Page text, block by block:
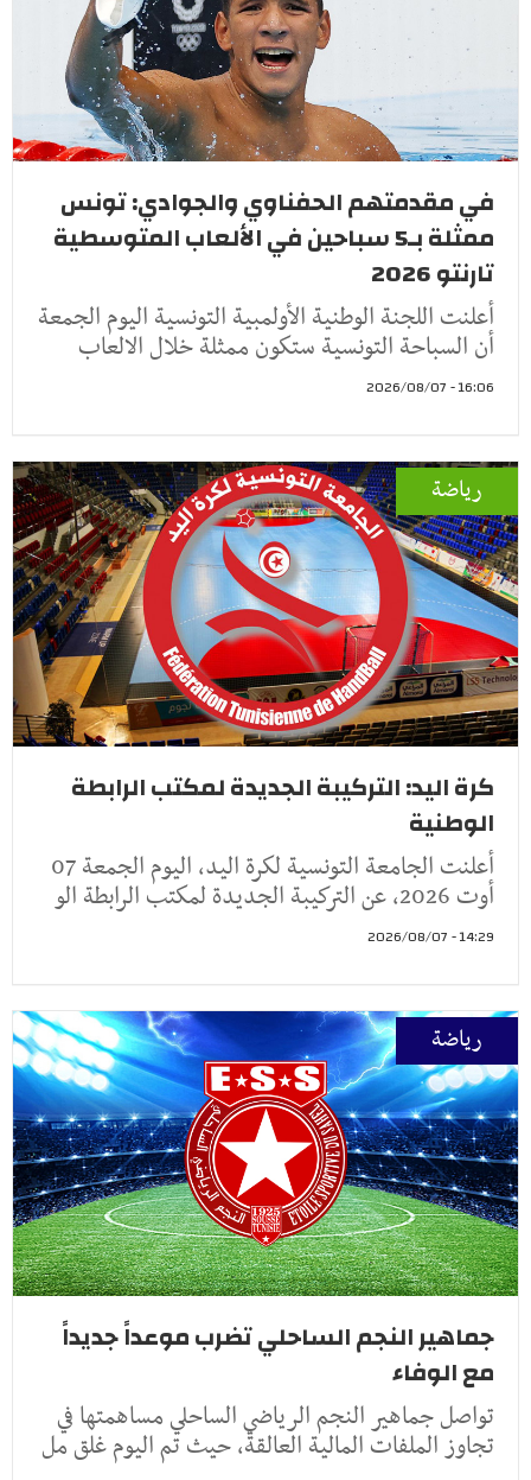
في مقدمتهم الحفناوي والجوادي: تونس
ممثلة بـ5 سباحين في الألعاب المتوسطية
تارنتو 2026
أعلنت اللجنة الوطنية الأولمبية التونسية اليوم الجمعة
أن السباحة التونسية ستكون ممثلة خلال الالعاب
16:06 - 2026/08/07
رياضة
كرة اليد: التركيبة الجديدة لمكتب الرابطة
الوطنية
أعلنت الجامعة التونسية لكرة اليد، اليوم الجمعة 07
أوت 2026، عن التركيبة الجديدة لمكتب الرابطة الو
14:29 - 2026/08/07
رياضة
جماهير النجم الساحلي تضرب موعداً جديداً
مع الوفاء
تواصل جماهير النجم الرياضي الساحلي مساهمتها في
تجاوز الملفات المالية العالقة، حيث تم اليوم غلق مل